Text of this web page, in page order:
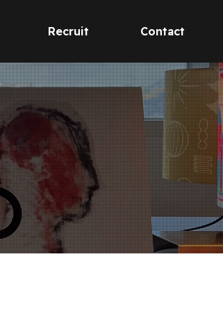
Recruit Contact